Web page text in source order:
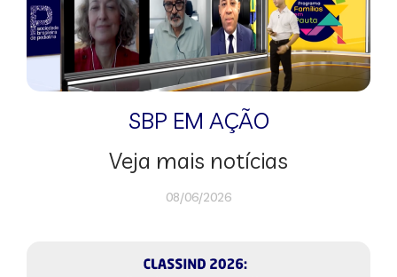
SBP EM AÇÃO
Veja mais notícias
08/06/2026